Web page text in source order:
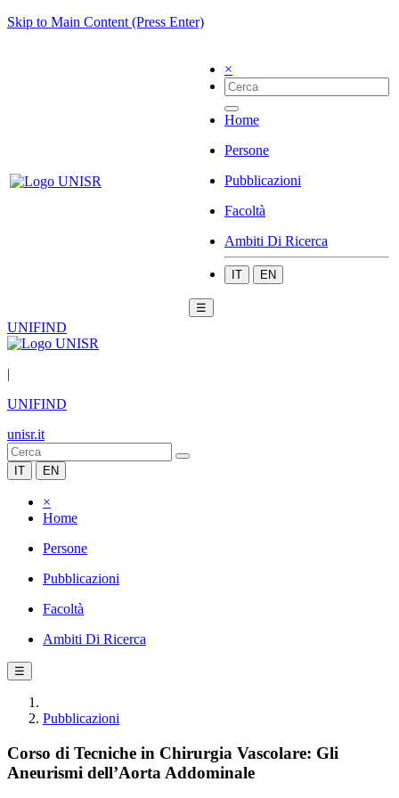
Skip to Main Content (Press Enter)
×
Home
Persone
Pubblicazioni
Facoltà
Ambiti Di Ricerca
IT EN
☰
UNIFIND
|
UNIFIND
unisr.it
IT EN
×
Home
Persone
Pubblicazioni
Facoltà
Ambiti Di Ricerca
☰
Pubblicazioni
Corso di Tecniche in Chirurgia Vascolare: Gli
Aneurismi dell’Aorta Addominale